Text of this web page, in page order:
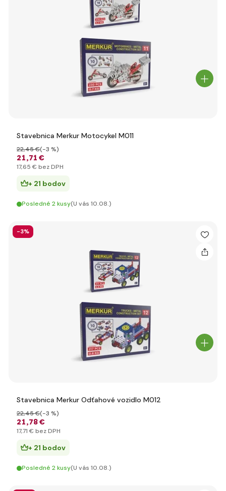
Stavebnica Merkur Motocykel M011
21,71 €
22,45 €(-3 %)
17,65 € bez DPH
+ 21 bodov
Posledné 2 kusy(U vás 10.08.)
-3%
Stavebnica Merkur Odťahové vozidlo M012
21,78 €
22,45 €(-3 %)
17,71 € bez DPH
+ 21 bodov
Posledné 2 kusy(U vás 10.08.)